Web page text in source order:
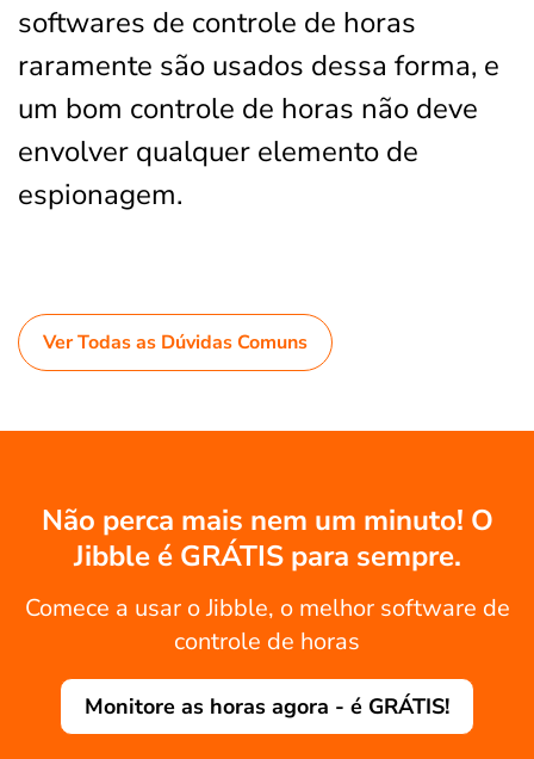
softwares de controle de horas
raramente são usados dessa forma, e
um bom controle de horas não deve
envolver qualquer elemento de
espionagem.
Ver Todas as Dúvidas Comuns
Não perca mais nem um minuto! O
Jibble é GRÁTIS para sempre.
Comece a usar o Jibble, o melhor software de
controle de horas
Monitore as horas agora - é GRÁTIS!